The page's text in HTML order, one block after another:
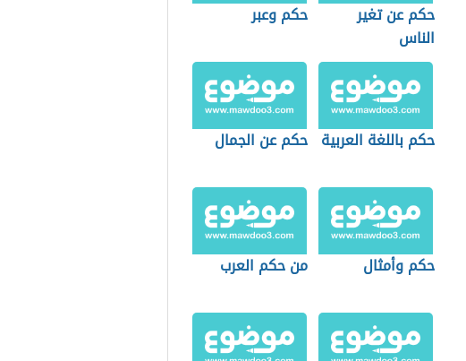
حكم عن تغير
الناس
حكم وعبر
حكم باللغة العربية حكم عن الجمال
حكم وأمثال من حكم العرب